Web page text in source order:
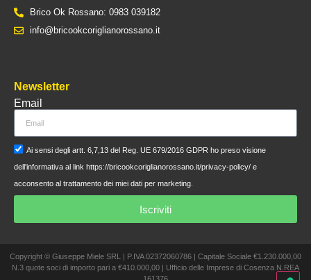
Brico Ok Rossano: 0983 039182
info@bricookcoriglianorossano.it
Newsletter
Email
Ai sensi degli artt. 6,7,13 del Reg. UE 679/2016 GDPR ho preso visione
dell'informativa al link https://bricookcoriglianorossano.it/privacy-policy/ e
acconsento al trattamento dei miei dati per marketing.
Iscriviti
Copyright © Giuseppe Miele SRL | P.IVA 02372060786 | Capitale Sociale €1.230.000,00
N.3 quote soci di importo pari a €410.000,00 | Ufficio delle Imprese di Cosenza N.REA